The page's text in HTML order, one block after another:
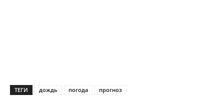
ТЕГИ дождь погода прогноз